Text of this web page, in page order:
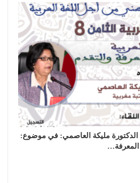
الدكتورة مليكة العاصمي: في موضوع:
المعرفة…